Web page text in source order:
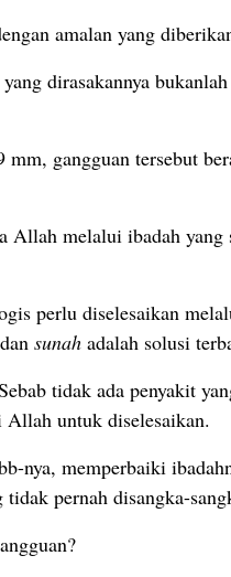
amalan yang
dirasakannya
gangguan tersebut
melalui ibadah
perlu diselesaikan
sunah adalah solusi
tidak ada penyakit
untuk diselesaikan.
nya, memperbaiki
pernah disangka-